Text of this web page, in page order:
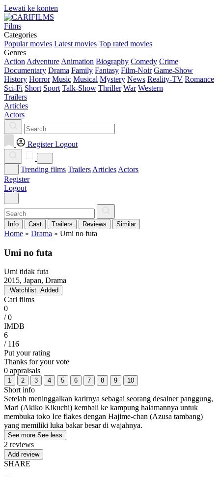
Lewati ke konten
Films
Categories
Popular movies Latest movies Top rated movies
Genres
Action Adventure Animation Biography Comedy Crime
Documentary Drama Family Fantasy Film-Noir Game-Show
History Horror Music Musical Mystery News Reality-TV Romance
Sci-Fi Short Sport Talk-Show Thriller War Western
Trailers
Articles
Actors
Register Logout
Trending films Trailers Articles Actors
Register
Logout
Info Cast Trailers Reviews Similar
Home » Drama » Umi no futa
Umi no futa
Umi tidak futa
2015, Japan, Drama
Watchlist Added
Cari films
0
/ 0
IMDB
6
/ 116
Put your rating
Thanks for your vote
0 appraisals
1 2 3 4 5 6 7 8 9 10
Short info
Setelah meninggalkan karirnya sebagai seorang desainer panggung,
Mari (Akiko Kikuchi) kembali ke kampung halamannya untuk
membuka toko Ice flakes dengan Hajime-chan (Azusa tambang)
yang memiliki luka bakar besar di wajahnya.
See more See less
2 reviews
Add review
SHARE